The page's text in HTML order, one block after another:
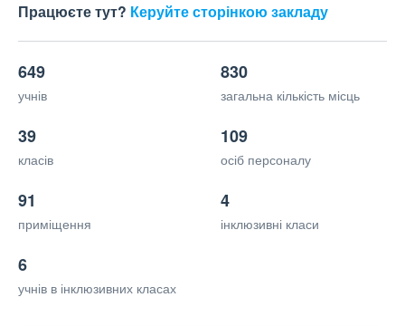
Працюєте тут? Керуйте сторінкою закладу
649
учнів
830
загальна кількість місць
39
класів
109
осіб персоналу
91
приміщення
4
інклюзивні класи
6
учнів в інклюзивних класах